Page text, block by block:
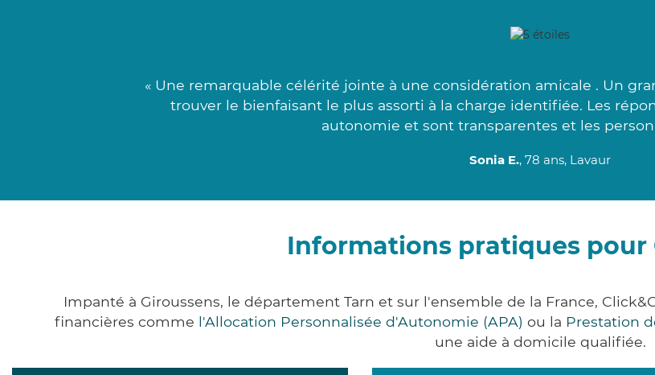
« Une remarquable célérité jointe à une considération amicale . Un
trouver le bienfaisant le plus assorti à la charge identifiée. Les
autonomie et sont transparentes et les
Sonia E., 78 ans, Lavaur
Informations pratiques pour
Impanté à Giroussens, le département Tarn et sur l'ensemble de la France,
financières comme l'Allocation Personnalisée d'Autonomie (APA) ou la Prestation
une aide à domicile qualifiée.